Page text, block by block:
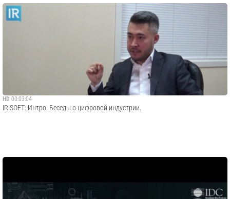
HD 00:03:04
IRISOFT: Интро. Беседы о цифровой индустрии.